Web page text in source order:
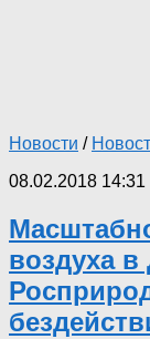
Новости /
08.02.2018 14:31
воздуха в